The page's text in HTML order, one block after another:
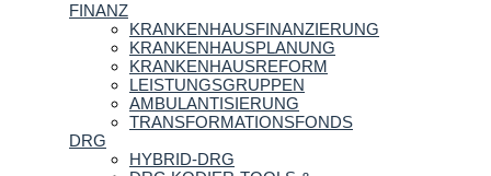
FINANZ
KRANKENHAUSFINANZIERUNG
KRANKENHAUSPLANUNG
KRANKENHAUSREFORM
LEISTUNGSGRUPPEN
AMBULANTISIERUNG
TRANSFORMATIONSFONDS
DRG
HYBRID-DRG